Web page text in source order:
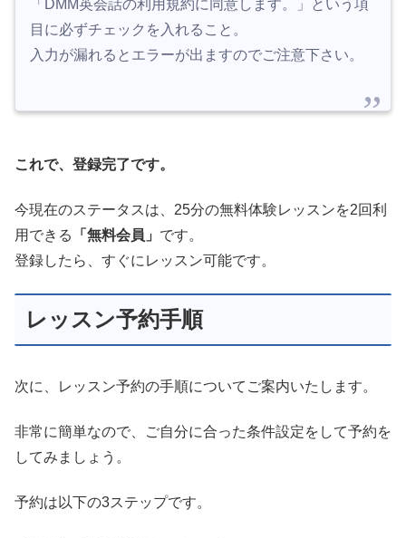
「DMM英会話の利用規約に同意します。」という項
目に必ずチェックを入れること。
入力が漏れるとエラーが出ますのでご注意下さい。
これで、登録完了です。
今現在のステータスは、25分の無料体験レッスンを2回利
用できる
「無料会員」 です。
登録したら、すぐにレッスン可能です。
レッスン予約手順
次に、レッスン予約の手順についてご案内いたします。
非常に簡単なので、ご自分に合った条件設定をして予約を
してみましょう。
予約は以下の3ステップです。